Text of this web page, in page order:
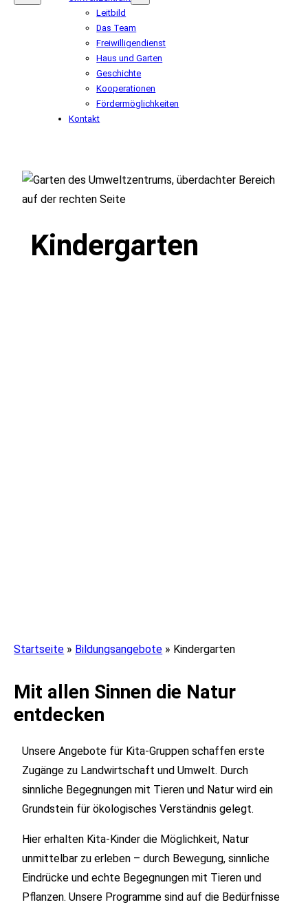
Leitbild
Das Team
Freiwilligendienst
Haus und Garten
Geschichte
Kooperationen
Fördermöglichkeiten
Kontakt
Kindergarten
Startseite » Bildungsangebote » Kindergarten
Mit allen Sinnen die Natur
entdecken
Unsere Angebote für Kita-Gruppen schaffen erste
Zugänge zu Landwirtschaft und Umwelt. Durch
sinnliche Begegnungen mit Tieren und Natur wird ein
Grundstein für ökologisches Verständnis gelegt.
Hier erhalten Kita-Kinder die Möglichkeit, Natur
unmittelbar zu erleben – durch Bewegung, sinnliche
Eindrücke und echte Begegnungen mit Tieren und
Pflanzen. Unsere Programme sind auf die Bedürfnisse